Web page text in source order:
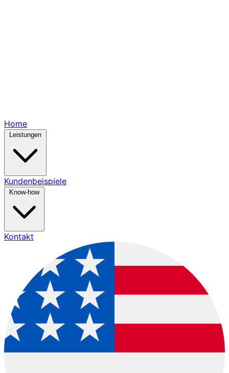
Home
Kundenbeispiele
Know-how
Kontakt